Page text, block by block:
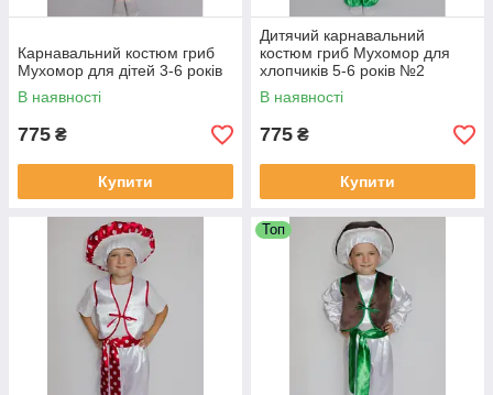
Карнавальний костюм гриб
Мухомор для дітей 3-6 років
В наявності
775 ₴
Купити
Дитячий карнавальний
костюм гриб Мухомор для
хлопчиків 5-6 років №2
В наявності
775 ₴
Купити
Топ